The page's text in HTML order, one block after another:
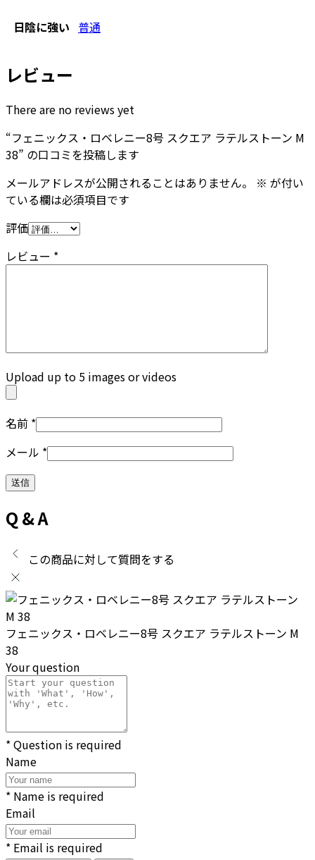
日陰に強い 普通
レビュー
There are no reviews yet
“フェニックス・ロベレニー8号 スクエア ラテルストーン M
38” の口コミを投稿します
メールアドレスが公開されることはありません。
※ が付い
ている欄は必須項目です
評価
レビュー *
Upload up to 5 images or videos
名前 *
メール *
Q & A
この商品に対して質問をする
フェニックス・ロベレニー8号 スクエア ラテルストーン M
38
Your question
* Question is required
Name
* Name is required
Email
* Email is required